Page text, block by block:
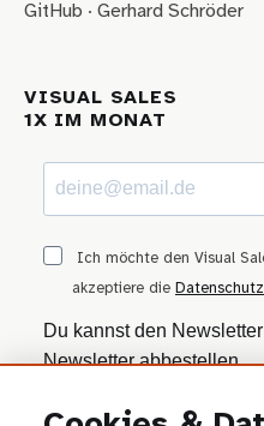
GitHub · Gerhard Schröder
VISUAL SALES
1X IM MONAT
Ich möchte den Visual
akzeptiere die
Du kannst den
Newsletter abbestellen.
ANMELDEN